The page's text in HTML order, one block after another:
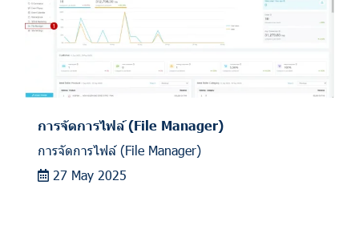
การจัดการไฟล์ (File Manager)
การจัดการไฟล์ (File Manager)
27 May 2025